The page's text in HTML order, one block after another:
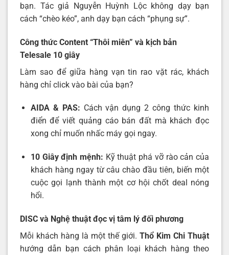
bạn. Tác giả Nguyễn Huỳnh Lộc không dạy bạn
cách “chèo kéo”, anh dạy bạn cách “phụng sự”.
Công thức Content “Thôi miên” và kịch bản
Telesale 10 giây
Làm sao để giữa hàng vạn tin rao vặt rác, khách
hàng chỉ click vào bài của bạn?
AIDA & PAS: Cách vận dụng 2 công thức kinh
điển để viết quảng cáo bán đất mà khách đọc
xong chỉ muốn nhấc máy gọi ngay.
10 Giây định mệnh: Kỹ thuật phá vỡ rào cản của
khách hàng ngay từ câu chào đầu tiên, biến một
cuộc gọi lạnh thành một cơ hội chốt deal nóng
hổi.
DISC và Nghệ thuật đọc vị tâm lý đối phương
Mỗi khách hàng là một thế giới. Thổ Kim Chi Thuật
hướng dẫn bạn cách phân loại khách hàng theo